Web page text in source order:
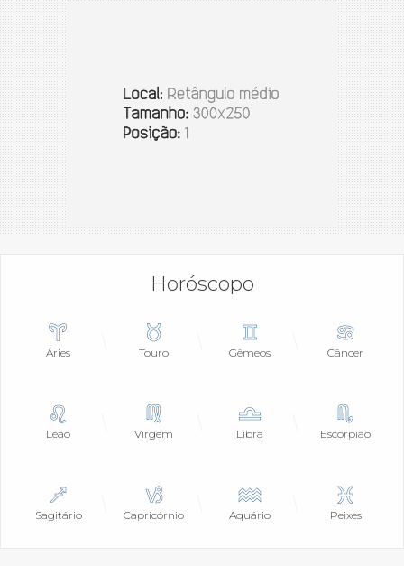
Horóscopo
Áries Touro Gêmeos Câncer
Leão Virgem Libra Escorpião
Sagitário Capricórnio Aquário Peixes